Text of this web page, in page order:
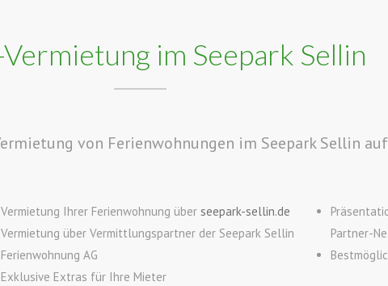
im Seepark Sellin
von Ferienwohnungen im Seepark Sellin
Vermietung Ihrer Ferienwohnung überseepark-sellin.de
Vermietung über Vermittlungspartner der Seepark Sellin
Ferienwohnung AG
Exklusive Extras für Ihre Mieter
Partner-